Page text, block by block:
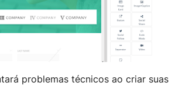
problemas técnicos ao criar suas